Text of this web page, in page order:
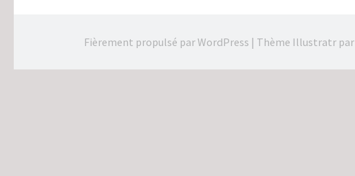
Fièrement propulsé par WordPress | Thème Illustratr par